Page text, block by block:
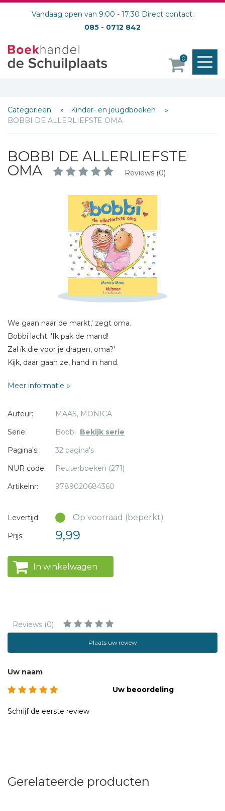
Vandaag open van 9:00 - 17:30 Direct contact:
085 - 0712 842
0
Categorieën
Kinder- en jeugdboeken
BOBBI DE ALLERLIEFSTE OMA
BOBBI DE ALLERLIEFSTE
OMA
Reviews (0)
We gaan naar de markt,' zegt oma.
Bobbi lacht: 'Ik pak de mand!
Zal ík die voor je dragen, oma?'
Kijk, daar gaan ze, hand in hand.
Meer informatie
Auteur:
MAAS, MONICA
Serie:
Bobbi Bekijk serie
Pagina's:
32 pagina's
NUR code:
Peuterboeken (271)
Artikelnr:
9789020684360
Levertijd: Op voorraad (beperkt)
Prijs: 9,99
In winkelwagen
Reviews (0)
Plaats uw review
Schrijf hieronder je review!
Bericht *
* = verplicht
Uw naam
Uw beoordeling
Schrijf de eerste review
Gerelateerde producten